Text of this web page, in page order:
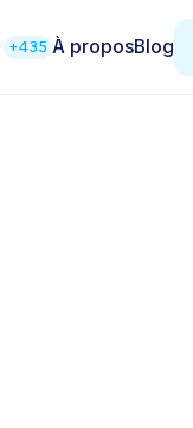
+435 À proposBlog